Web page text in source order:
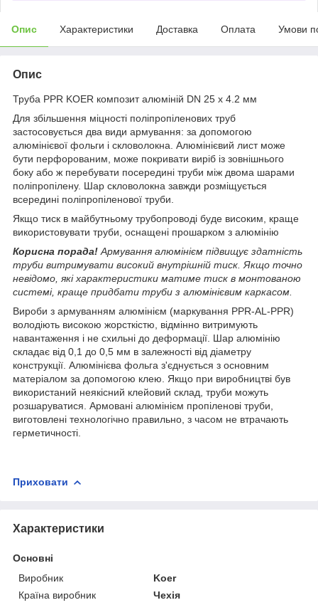
Опис Характеристики Доставка Оплата Умови
Опис
Труба PPR KOER композит алюміній DN 25 x 4.2 мм
Для збільшення міцності поліпропіленових труб
застосовується два види армування: за допомогою
алюмінієвої фольги і скловолокна. Алюмінієвий лист може
бути перфорованим, може покривати виріб із зовнішнього
боку або ж перебувати посередині труби між двома шарами
поліпропілену. Шар скловолокна завжди розміщується
всередині поліпропіленової труби.
Якщо тиск в майбутньому трубопроводі буде високим, краще
використовувати труби, оснащені прошарком з алюмінію
Корисна порада! Армування алюмінієм підвищує здатність
труби витримувати високий внутрішній тиск. Якщо точно
невідомо, які характеристики матиме тиск в монтованою
системі, краще придбати труби з алюмінієвим каркасом.
Вироби з армуванням алюмінієм (маркування PPR-AL-PPR)
володіють високою жорсткістю, відмінно витримують
навантаження і не схильні до деформації. Шар алюмінію
складає від 0,1 до 0,5 мм в залежності від діаметру
конструкції. Алюмінієва фольга з'єднується з основним
матеріалом за допомогою клею. Якщо при виробництві був
використаний неякісний клейовий склад, труби можуть
розшаруватися. Армовані алюмінієм пропіленові труби,
виготовлені технологічно правильно, з часом не втрачають
герметичності.
Приховати
Характеристики
Основні
Виробник
Koer
Країна виробник
Чехія